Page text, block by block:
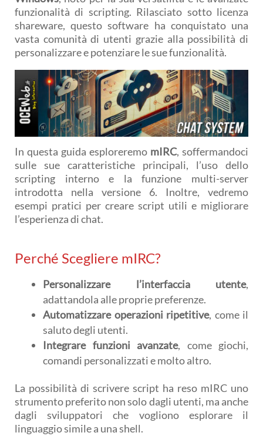
funzionalità di scripting. Rilasciato sotto licenza
shareware, questo software ha conquistato una
vasta comunità di utenti grazie alla possibilità di
personalizzare e potenziare le sue funzionalità.
In questa guida esploreremo mIRC, soffermandoci
sulle sue caratteristiche principali, l’uso dello
scripting interno e la funzione multi-server
introdotta nella versione 6. Inoltre, vedremo
esempi pratici per creare script utili e migliorare
l’esperienza di chat.
Perché Scegliere mIRC?
Personalizzare l’interfaccia utente,
adattandola alle proprie preferenze.
Automatizzare operazioni ripetitive, come il
saluto degli utenti.
Integrare funzioni avanzate, come giochi,
comandi personalizzati e molto altro.
La possibilità di scrivere script ha reso mIRC uno
strumento preferito non solo dagli utenti, ma anche
dagli sviluppatori che vogliono esplorare il
linguaggio simile a una shell.